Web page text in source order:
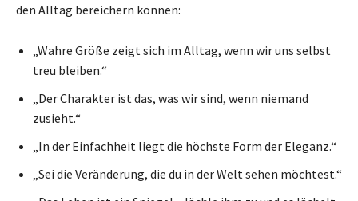
den Alltag bereichern können:
„Wahre Größe zeigt sich im Alltag, wenn wir uns selbst
treu bleiben.“
„Der Charakter ist das, was wir sind, wenn niemand
zusieht.“
„In der Einfachheit liegt die höchste Form der Eleganz.“
„Sei die Veränderung, die du in der Welt sehen möchtest.“